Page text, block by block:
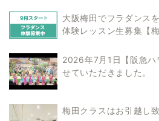
大阪梅田でフラダンス
体験レッスン生募集【梅
2026年7月1日【阪急
せていただきました。
梅田クラスはお引越し